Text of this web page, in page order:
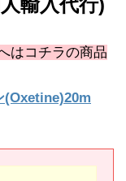
輸入代行)
はコチラの商品
(Oxetine)20m